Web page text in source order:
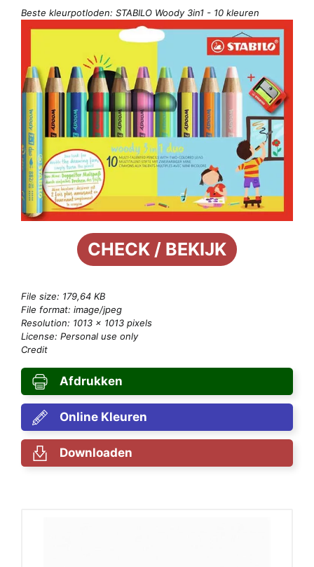
Beste kleurpotloden: STABILO Woody 3in1 - 10 kleuren
CHECK / BEKIJK
File size: 179,64 KB
File format: image/jpeg
Resolution: 1013 × 1013 pixels
License: Personal use only
Credit
Afdrukken
Online Kleuren
Downloaden